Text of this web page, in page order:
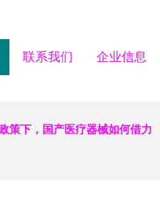
联系我们 企业信息
策下，国产医疗器械如何借力